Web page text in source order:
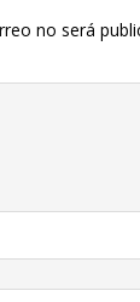
no será